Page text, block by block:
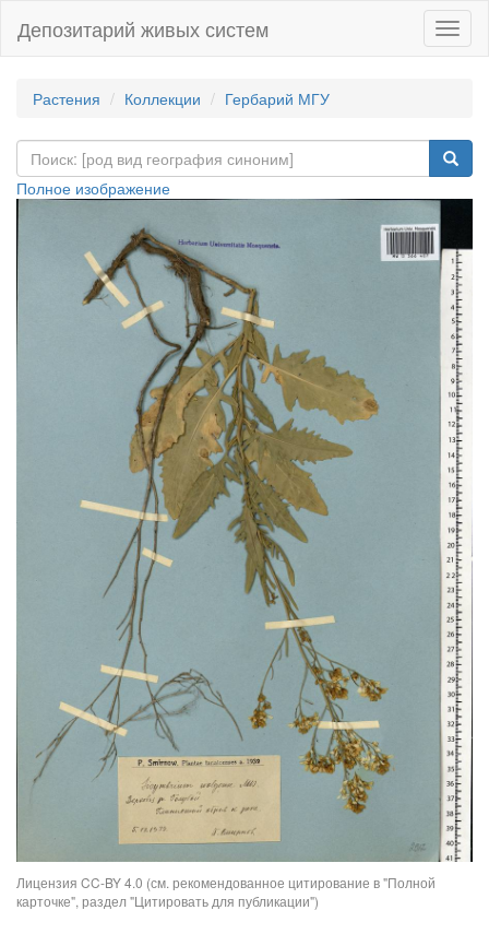
Депозитарий живых систем
Растения Коллекции Гербарий МГУ
Полное изображение
Лицензия CC-BY 4.0 (см. рекомендованное цитирование в "Полной
карточке", раздел "Цитировать для публикации")